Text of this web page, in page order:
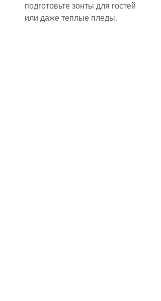
подготовьте зонты для гостей
или даже теплые пледы.